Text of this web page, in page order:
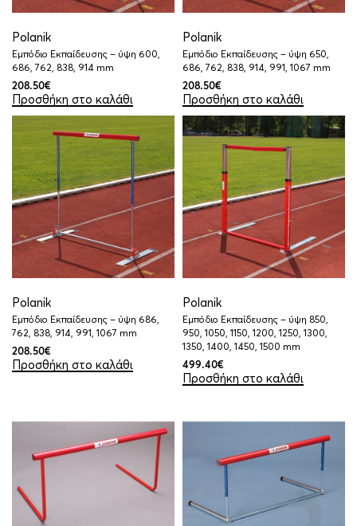
Polanik
Εμπόδιο Εκπαίδευσης – ύψη 600,
686, 762, 838, 914 mm
208.50€
Προσθήκη στο καλάθι
Polanik
Εμπόδιο Εκπαίδευσης – ύψη 650,
686, 762, 838, 914, 991, 1067 mm
208.50€
Προσθήκη στο καλάθι
Polanik
Εμπόδιο Εκπαίδευσης – ύψη 686,
762, 838, 914, 991, 1067 mm
208.50€
Προσθήκη στο καλάθι
Polanik
Εμπόδιο Εκπαίδευσης – ύψη 850,
950, 1050, 1150, 1200, 1250, 1300,
1350, 1400, 1450, 1500 mm
499.40€
Προσθήκη στο καλάθι